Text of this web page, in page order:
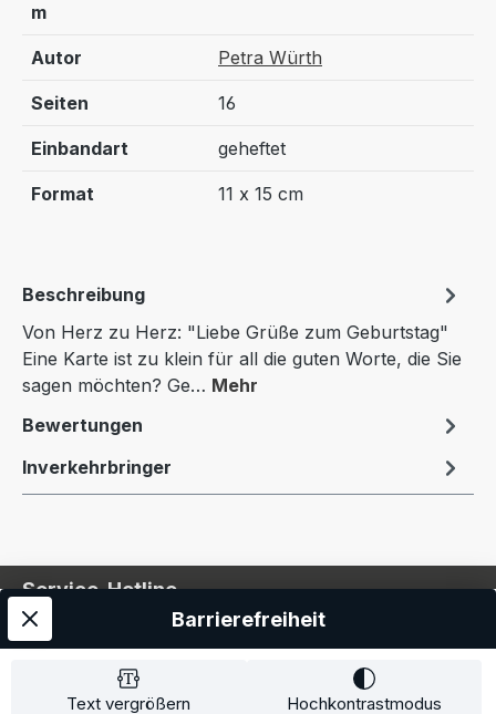
m
Autor Petra Würth
Seiten 16
Einbandart geheftet
Format 11 x 15 cm
Beschreibung
Von Herz zu Herz: "Liebe Grüße zum Geburtstag"
Eine Karte ist zu klein für all die guten Worte, die Sie
sagen möchten? Ge… Mehr
Bewertungen
Inverkehrbringer
Service-Hotline
Service
Information
Text vergrößern Hochkontrastmodus
Barrierefreiheit